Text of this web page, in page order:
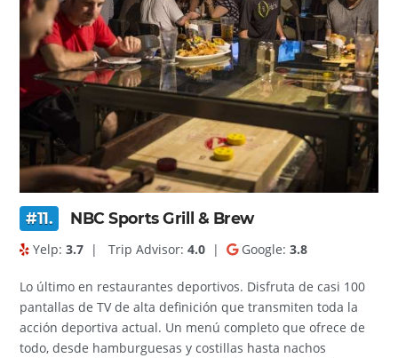
#11. NBC Sports Grill & Brew
Yelp:3.7 | Trip Advisor:4.0 | Google:3.8
Lo último en restaurantes deportivos. Disfruta de casi 100
pantallas de TV de alta definición que transmiten toda la
acción deportiva actual. Un menú completo que ofrece de
todo, desde hamburguesas y costillas hasta nachos